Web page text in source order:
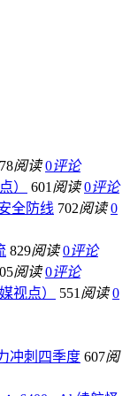
阅读 0评论
）
601 阅读 0评论
全防线 702阅读 0
829阅读 0评论
阅读 0评论
视点）
551 阅读 0
冲刺四季度 607阅